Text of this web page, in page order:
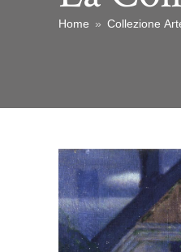
Home » Collezione